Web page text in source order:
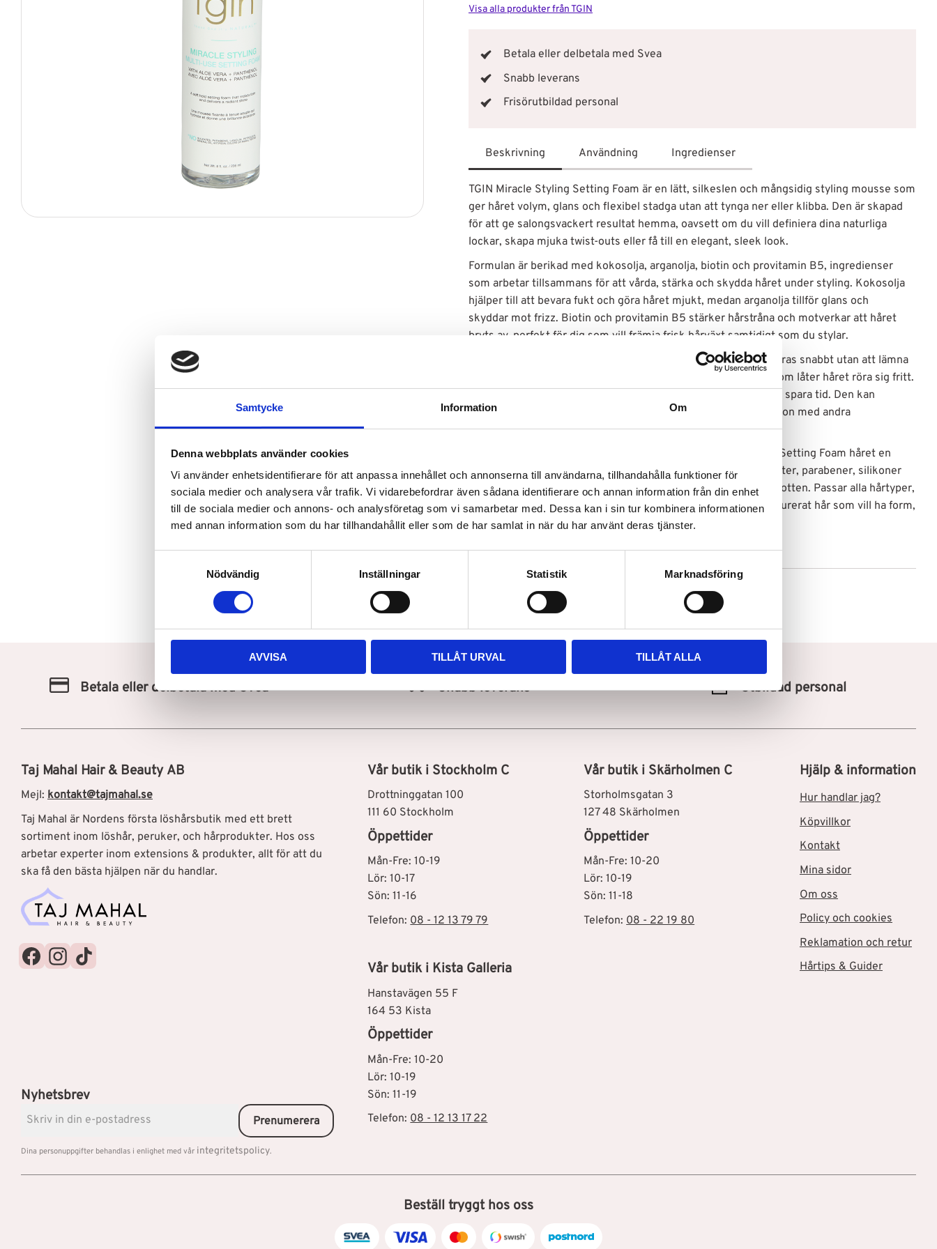
Samtycke Information Om
Denna webbplats använder cookies
Vi använder enhetsidentifierare för att anpassa innehållet och annonserna till användarna, tillhandahålla funktioner för
sociala medier och analysera vår trafik. Vi vidarebefordrar även sådana identifierare och annan information från din enhet
till de sociala medier och annons- och analysföretag som vi samarbetar med. Dessa kan i sin tur kombinera informationen
med annan information som du har tillhandahållit eller som de har samlat in när du har använt deras tjänster.
s
Nödvändig Inställningar Statistik Marknadsföring
AVVISA TILLÅT URVAL TILLÅT ALLA
Visa alla produkter från TGIN
Beskrivning Användning Ingredienser
TGIN Miracle Styling Setting Foam är en lätt, silkeslen och mångsidig styling mousse som
ger håret volym, glans och flexibel stadga utan att tynga ner eller klibba. Den är skapad
för att ge salongsvackert resultat hemma, oavsett om du vill definiera dina naturliga
lockar, skapa mjuka twist-outs eller få till en elegant, sleek look.
Formulan är berikad med kokosolja, arganolja, biotin och provitamin B5, ingredienser
som arbetar tillsammans för att vårda, stärka och skydda håret under styling. Kokosolja
hjälper till att bevara fukt och göra håret mjukt, medan arganolja tillför glans och
skyddar mot frizz. Biotin och provitamin B5 stärker hårstråna och motverkar att håret
bryts av, perfekt för dig som vill främja frisk hårväxt samtidigt som du stylar.
Den luftiga, lätta moussen glider lätt genom håret och absorberas snabbt utan att lämna
flakes eller stelhet. Istället får du en naturlig, flexibel stadga som låter håret röra sig fritt.
Produkten torkar snabbt, vilket gör den perfekt för dig som vill spara tid. Den kan
användas både ensam för en lätt, naturlig look eller i kombination med andra
stylingprodukter för mer definition och hållbarhet.
Med sin fräscha doft och vårdande formula ger Miracle Styling Setting Foam håret en
hälsosam lyster och en professionell finish. Den är fri från sulfater, parabener, silikoner
och mineraloljor, vilket gör den skonsam för både hår och hårbotten. Passar alla hårtyper,
men är särskilt uppskattad av dig med lockigt, vågigt eller texturerat hår som vill ha form,
glans och fukt i balans.
Volym:236ml
Betala eller delbetala med Svea
Snabb leverans
Frisörutbildad personal
Betala eller delbetala med Svea Snabb leverans Utbildad personal
Taj Mahal Hair & Beauty AB
Mejl: kontakt@tajmahal.se
Taj Mahal är Nordens första löshårsbutik med ett brett
sortiment inom löshår, peruker, och hårprodukter. Hos oss
arbetar experter inom extensions & produkter, allt för att du
ska få den bästa hjälpen när du handlar.
Vår butik i Stockholm C
Drottninggatan 100
111 60 Stockholm
Öppettider
Mån-Fre: 10-19
Lör: 10-17
Sön: 11-16
Telefon: 08 - 12 13 79 79
Vår butik i Kista Galleria
Hanstavägen 55 F
164 53 Kista
Öppettider
Mån-Fre: 10-20
Lör: 10-19
Sön: 11-19
Telefon:08 - 12 13 17 22
Vår butik i Skärholmen C
Storholmsgatan 3
127 48 Skärholmen
Öppettider
Mån-Fre: 10-20
Lör: 10-19
Sön: 11-18
Telefon: 08 - 22 19 80
Hjälp & information
Nyhetsbrev
Prenumerera
Dina personuppgifter behandlas i enlighet med vår integritetspolicy.
Hur handlar jag?
Köpvillkor
Kontakt
Mina sidor
Om oss
Policy och cookies
Reklamation och retur
Hårtips & Guider
Beställ tryggt hos oss